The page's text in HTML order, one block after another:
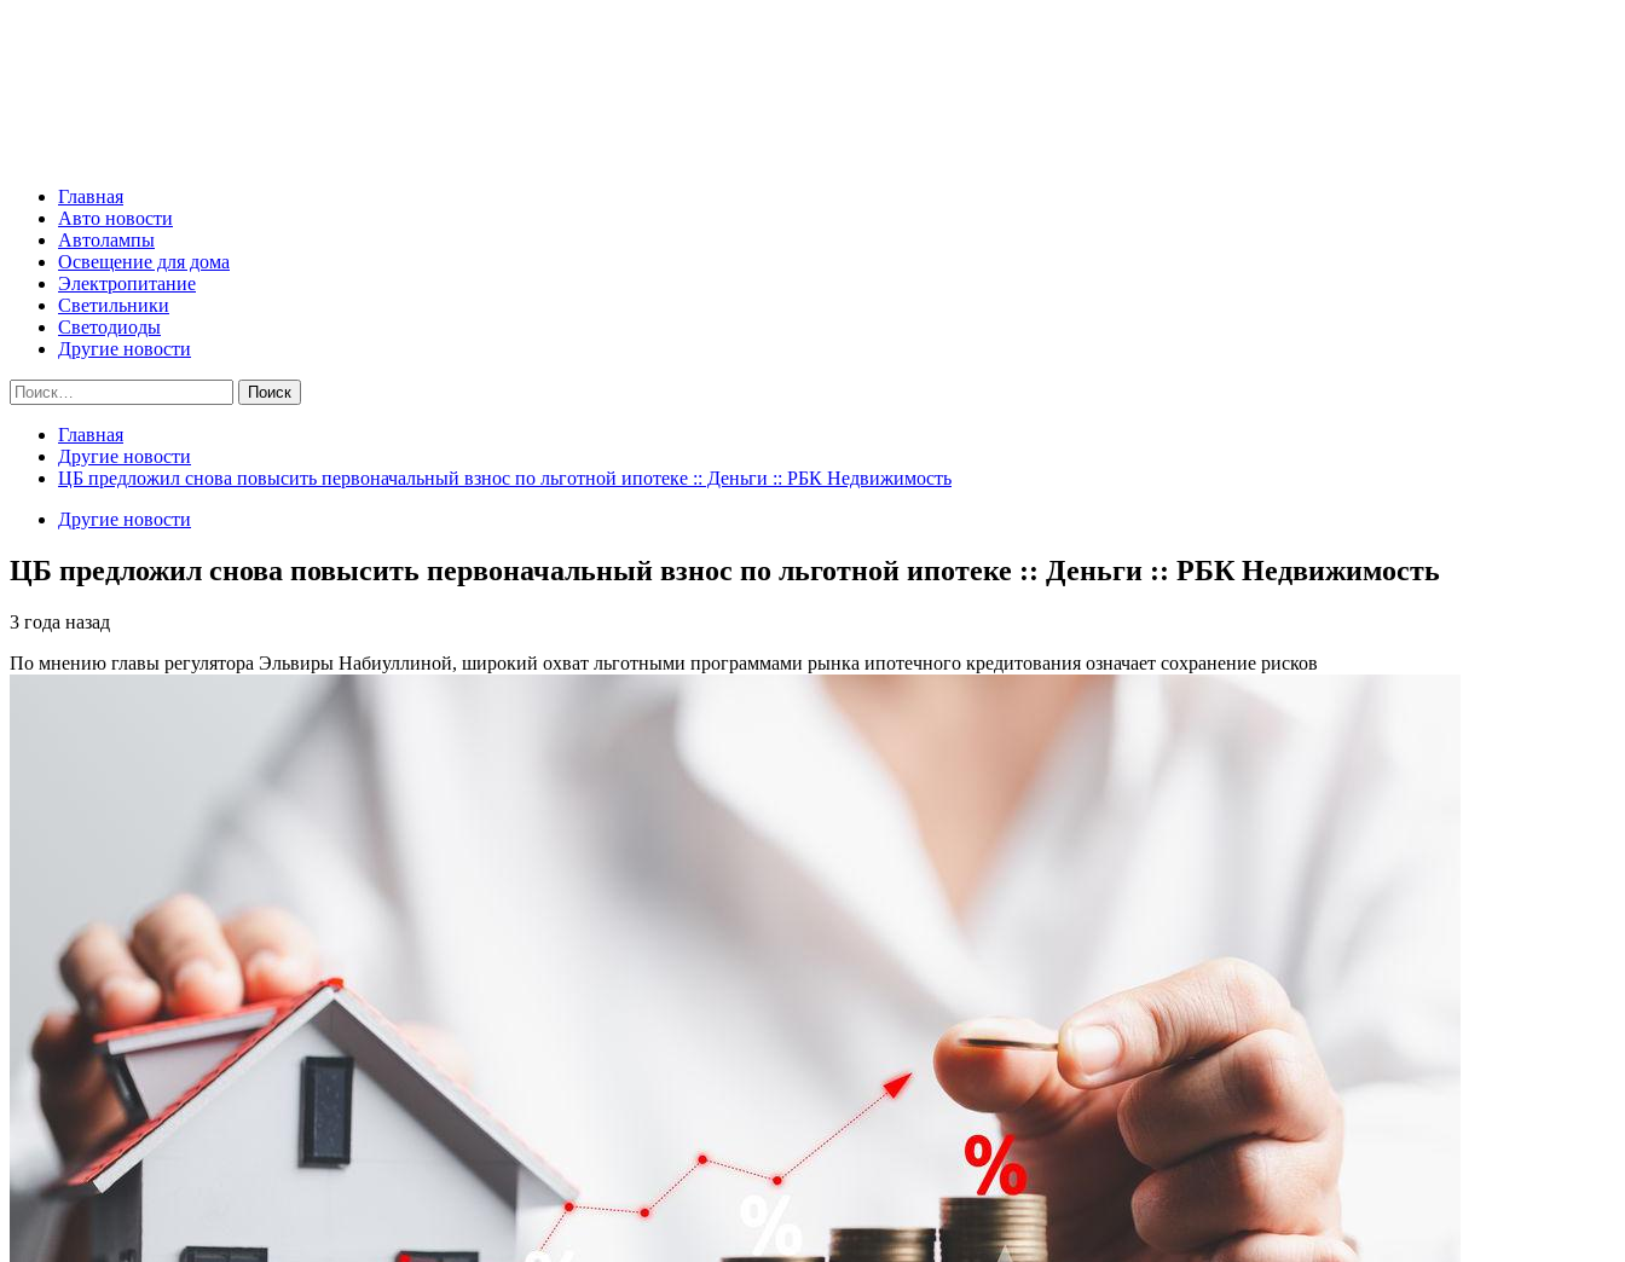
Главная
Авто новости
Автолампы
Освещение для дома
Электропитание
Светильники
Светодиоды
Другие новости
Найти:
Главная
Другие новости
ЦБ предложил снова повысить первоначальный взнос по льготной ипотеке :: Деньги :: РБК Недвижимость
Другие новости
ЦБ предложил снова повысить первоначальный взнос по льготной ипотеке :: Деньги :: РБК Недвижимость
3 года назад
По мнению главы регулятора Эльвиры Набиуллиной, широкий охват льготными программами рынка ипотечного кредитования означает сохранение рисков